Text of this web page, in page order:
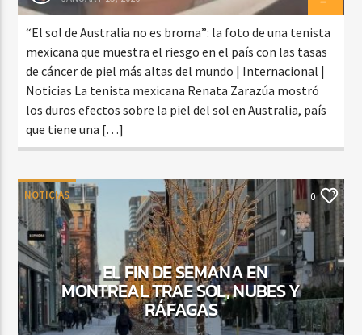
“El sol de Australia no es broma”: la foto de una tenista
mexicana que muestra el riesgo en el país con las tasas
de cáncer de piel más altas del mundo | Internacional |
Noticias La tenista mexicana Renata Zarazúa mostró
los duros efectos sobre la piel del sol en Australia, país
que tiene una […]
NOTICIAS 0
EL FIN DE SEMANA EN
MONTREAL TRAE SOL, NUBES Y
RÁFAGAS